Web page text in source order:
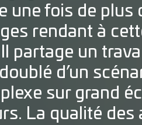
une fois de plus
rendant à
partage un
d’un
sur grand
La qualité